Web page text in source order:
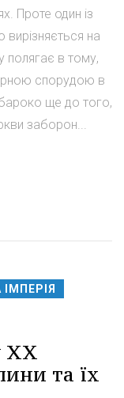
Проте один із
на
полягає в тому,
спорудою в
бароко ще до того,
заборон...
XX
та їх